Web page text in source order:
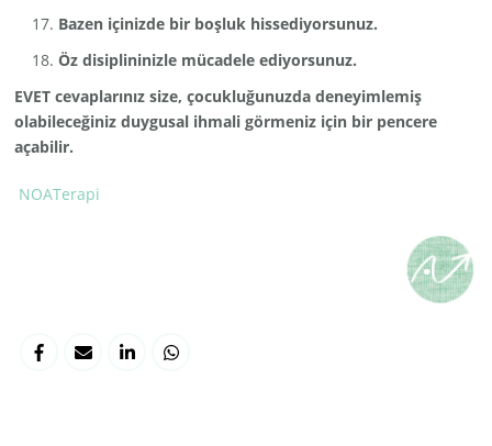
Bazen içinizde bir boşluk hissediyorsunuz.
Öz disiplininizle mücadele ediyorsunuz.
EVET cevaplarınız size, çocukluğunuzda deneyimlemiş
olabileceğiniz duygusal ihmali görmeniz için bir pencere
açabilir.
NOATerapi